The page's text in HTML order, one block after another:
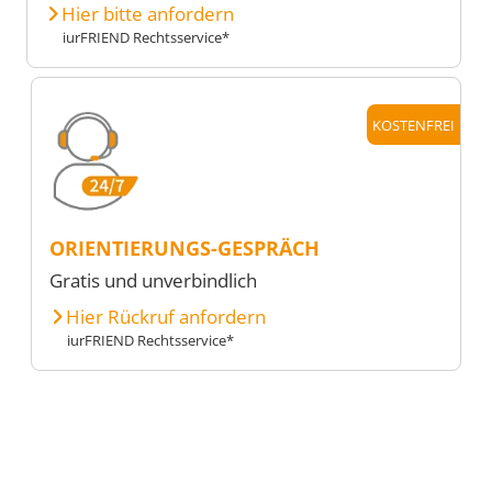
Hier bitte anfordern
iurFRIEND Rechtsservice*
KOSTENFREI
ORIENTIERUNGS-GESPRÄCH
Gratis und unverbindlich
Hier Rückruf anfordern
iurFRIEND Rechtsservice*